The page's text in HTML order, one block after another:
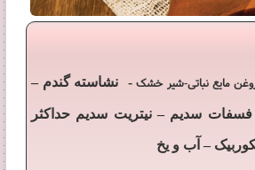
مایع نباتی-شیر خشک- نشاسته گندم –
فسفات سدیم– نیتریت سدیم حداکثر
– آب و یخ